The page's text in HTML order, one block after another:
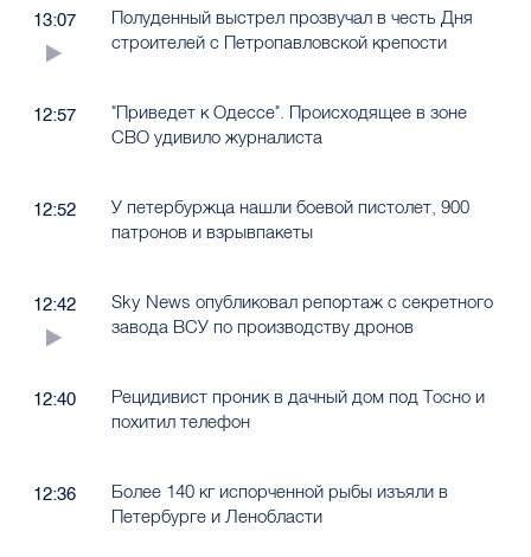
13:07
Полуденный выстрел прозвучал в честь Дня
строителей с Петропавловской крепости
12:57
"Приведет к Одессе". Происходящее в зоне
СВО удивило журналиста
12:52
У петербуржца нашли боевой пистолет, 900
патронов и взрывпакеты
12:42
Sky News опубликовал репортаж с секретного
завода ВСУ по производству дронов
12:40
Рецидивист проник в дачный дом под Тосно и
похитил телефон
12:36
Более 140 кг испорченной рыбы изъяли в
Петербурге и Ленобласти